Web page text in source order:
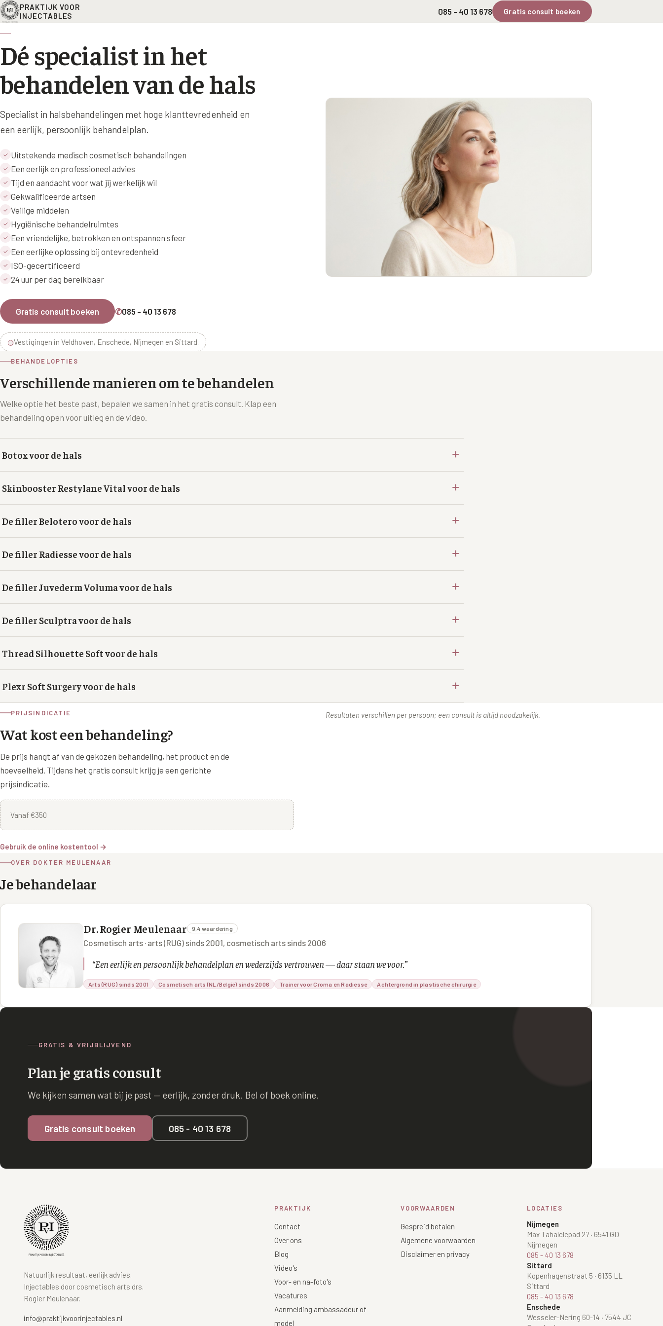
PRAKTIJK VOOR
INJECTABLES
085 - 40 13 678 Gratis consult boeken
Dé specialist in het
behandelen van de hals
Specialist in halsbehandelingen met hoge klanttevredenheid en
een eerlijk, persoonlijk behandelplan.
✓ Uitstekende medisch cosmetisch behandelingen
✓ Een eerlijk en professioneel advies
✓ Tijd en aandacht voor wat jij werkelijk wil
✓ Gekwalificeerde artsen
✓ Veilige middelen
✓ Hygiënische behandelruimtes
✓ Een vriendelijke, betrokken en ontspannen sfeer
✓ Een eerlijke oplossing bij ontevredenheid
✓ ISO-gecertificeerd
✓ 24 uur per dag bereikbaar
Gratis consult boeken ✆085 - 40 13 678
◍Vestigingen in Veldhoven, Enschede, Nijmegen en Sittard.
BEHANDELOPTIES
Verschillende manieren om te behandelen
Welke optie het beste past, bepalen we samen in het gratis consult. Klap een
behandeling open voor uitleg en de video.
Botox voor de hals +
Skinbooster Restylane Vital voor de hals +
De filler Belotero voor de hals +
De filler Radiesse voor de hals +
De filler Juvederm Voluma voor de hals +
De filler Sculptra voor de hals +
Thread Silhouette Soft voor de hals +
Plexr Soft Surgery voor de hals +
PRIJSINDICATIE
Wat kost een behandeling?
De prijs hangt af van de gekozen behandeling, het product en de
hoeveelheid. Tijdens het gratis consult krijg je een gerichte
prijsindicatie.
Vanaf €350
Gebruik de online kostentool →
Resultaten verschillen per persoon; een consult is altijd noodzakelijk.
OVER DOKTER MEULENAAR
Je behandelaar
Dr. Rogier Meulenaar 9,4 waardering
Cosmetisch arts · arts (RUG) sinds 2001, cosmetisch arts sinds 2006
“Een eerlijk en persoonlijk behandelplan en wederzijds vertrouwen — daar staan we voor.”
Arts (RUG) sinds 2001 Cosmetisch arts (NL/België) sinds 2006 Trainer voor Croma en Radiesse Achtergrond in plastische chirurgie
GRATIS & VRIJBLIJVEND
Plan je gratis consult
We kijken samen wat bij je past — eerlijk, zonder druk. Bel of boek online.
Gratis consult boeken 085 - 40 13 678
Natuurlijk resultaat, eerlijk advies.
Injectables door cosmetisch arts drs.
Rogier Meulenaar.
info@praktijkvoorinjectables.nl
PRAKTIJK
Contact
Over ons
Blog
Video's
Voor- en na-foto's
Vacatures
Aanmelding ambassadeur of
model
VOORWAARDEN
Gespreid betalen
Algemene voorwaarden
Disclaimer en privacy
LOCATIES
Nijmegen
Max Tahalelepad 27· 6541 GD
Nijmegen
085 - 40 13 678
Sittard
Kopenhagenstraat 5 · 6135 LL
Sittard
085 - 40 13 678
Enschede
Wesseler-Nering 60-14 · 7544 JC